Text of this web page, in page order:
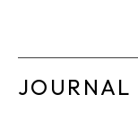
JOURNAL